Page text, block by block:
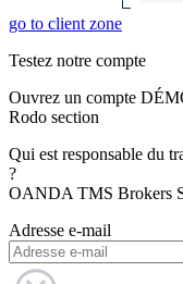
go to client zone
Testez notre compte
Ouvrez un compte
Rodo section
Qui est responsable du
?
OANDA TMS Brokers
Adresse e-mail